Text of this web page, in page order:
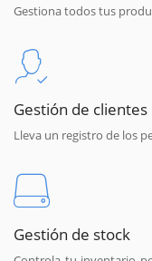
Gestiona todos tus
Gestión de clientes
Lleva un registro de los
Gestión de stock